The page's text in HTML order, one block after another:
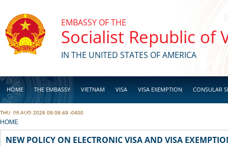
EMBASSY OF THE
Socialist Republic of
IN THE UNITED STATES OF AMERICA
HOME THE EMBASSY VIETNAM VISA VISA EXEMPTION CONSULAR
BUSINESS
THU, 06 AUG 2026 09:08:49 -0400
YOU ARE HERE
HOME
NEW POLICY ON ELECTRONIC VISA AND VISA